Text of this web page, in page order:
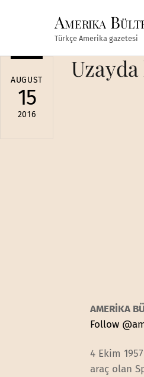
Amerika
Türkçe Amerika gazetesi
AUGUST
15
2016
AMERİKA
Follow
4 Ekim
araç olan